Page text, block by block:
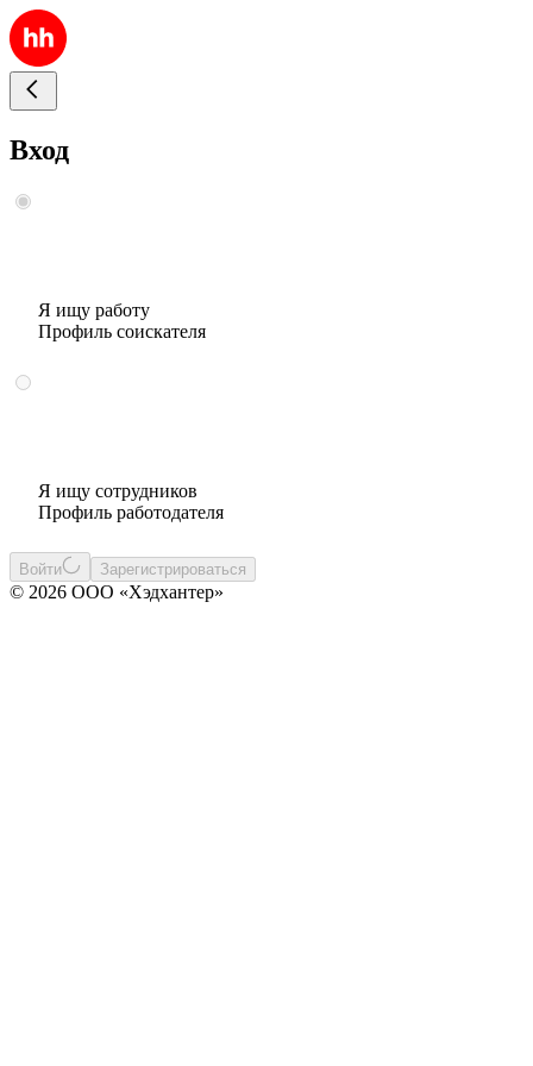
Вход
Я ищу работу
Профиль соискателя
Я ищу сотрудников
Профиль работодателя
Войти Зарегистрироваться
© 2026 ООО «Хэдхантер»